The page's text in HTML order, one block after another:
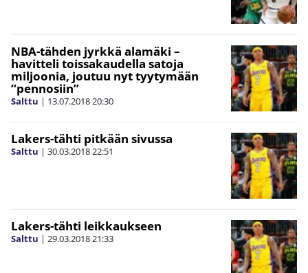
NBA-tähden jyrkkä alamäki –
havitteli toissakaudella satoja
miljoonia, joutuu nyt tyytymään
“pennosiin”
Salttu | 13.07.201820:30
Lakers-tähti pitkään sivussa
Salttu | 30.03.201822:51
Lakers-tähti leikkaukseen
Salttu | 29.03.201821:33